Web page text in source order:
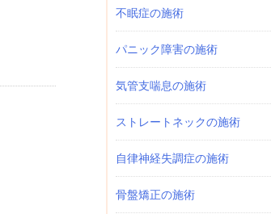
不眠症の施術
パニック障害の施術
気管支喘息の施術
ストレートネックの施術
自律神経失調症の施術
骨盤矯正の施術